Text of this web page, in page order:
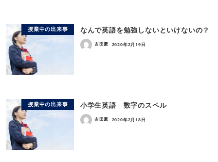
授業中の出来事 なんで英語を勉強しないといけないの？
吉田豪 2020年2月19日
授業中の出来事 小学生英語 数字のスペル
吉田豪 2020年2月18日